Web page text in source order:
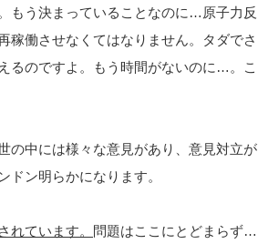
もう決まっていることなのに…原子力反
稼働させなくてはなりません。タダでさ
るのですよ。もう時間がないのに…。こ
の中には様々な意見があり、意見対立が
ン明らかになります。
ています。 問題はここにとどまらず…